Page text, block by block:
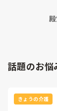
あまりにも
皆さんのご
話題のお悩
きょうの介護